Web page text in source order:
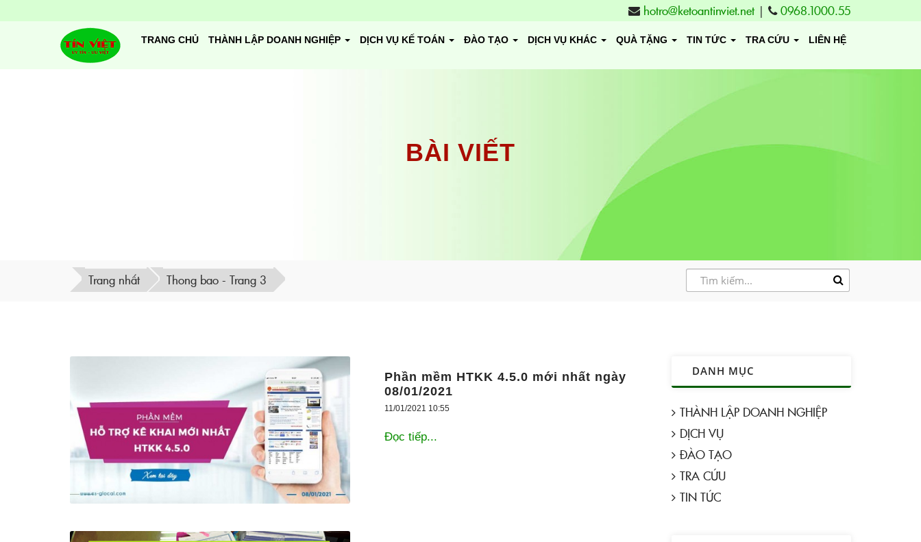
hotro@ketoantinviet.net | 0968.1000.55
TRANG CHỦ THÀNH LẬP DOANH NGHIỆP DỊCH VỤ KẾ TOÁN ĐÀO TẠO DỊCH VỤ KHÁC QUÀ TẶNG TIN TỨC TRA CỨU LIÊN HỆ
BÀI VIẾT
Trang nhất Thong bao - Trang 3
Phần mềm HTKK 4.5.0 mới nhất ngày
08/01/2021
11/01/2021 10:55
Đọc tiếp...
DANH MỤC
THÀNH LẬP DOANH NGHIỆP
DỊCH VỤ
ĐÀO TẠO
TRA CỨU
TIN TỨC